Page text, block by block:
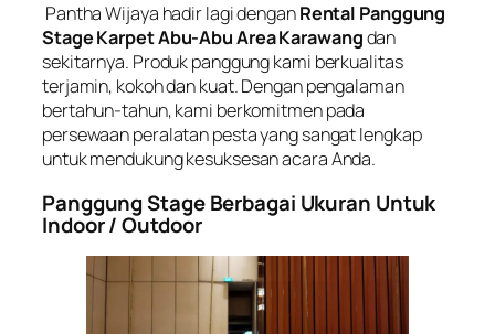
Pantha Wijaya hadir lagi denganRental Panggung
Stage Karpet Abu-Abu Area Karawangdan
sekitarnya. Produk panggung kami berkualitas
terjamin, kokoh dan kuat. Dengan pengalaman
bertahun-tahun, kami berkomitmen pada
persewaan peralatan pesta yang sangat lengkap
untuk mendukung kesuksesan acara Anda.
Panggung Stage Berbagai Ukuran Untuk
Indoor / Outdoor